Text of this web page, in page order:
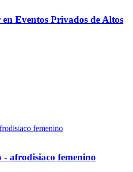
Eventos Privados de Altos
afrodisiaco femenino